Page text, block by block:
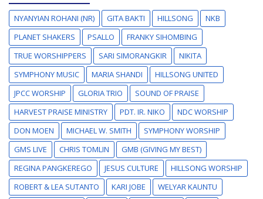
NYANYIAN ROHANI (NR) GITA BAKTI HILLSONG
NKB
PLANET SHAKERS
PSALLO
FRANKY SIHOMBING
TRUE WORSHIPPERS
SARI SIMORANGKIR
NIKITA
SYMPHONY MUSIC
MARIA SHANDI
HILLSONG UNITED
JPCC WORSHIP
GLORIA TRIO
SOUND OF PRAISE
HARVEST PRAISE MINISTRY
PDT. IR. NIKO
NDC WORSHIP
DON MOEN
MICHAEL W. SMITH
SYMPHONY WORSHIP
GMS LIVE
CHRIS TOMLIN
GMB (GIVING MY BEST)
REGINA PANGKEREGO
JESUS CULTURE
HILLSONG WORSHIP
ROBERT & LEA SUTANTO
KARI JOBE
WELYAR KAUNTU